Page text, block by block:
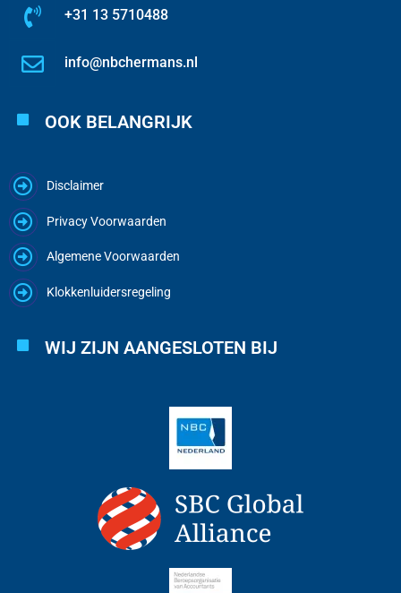
+31 13 5710488
info@nbchermans.nl
OOK BELANGRIJK
Disclaimer
Privacy Voorwaarden
Algemene Voorwaarden
Klokkenluidersregeling
WIJ ZIJN AANGESLOTEN BIJ